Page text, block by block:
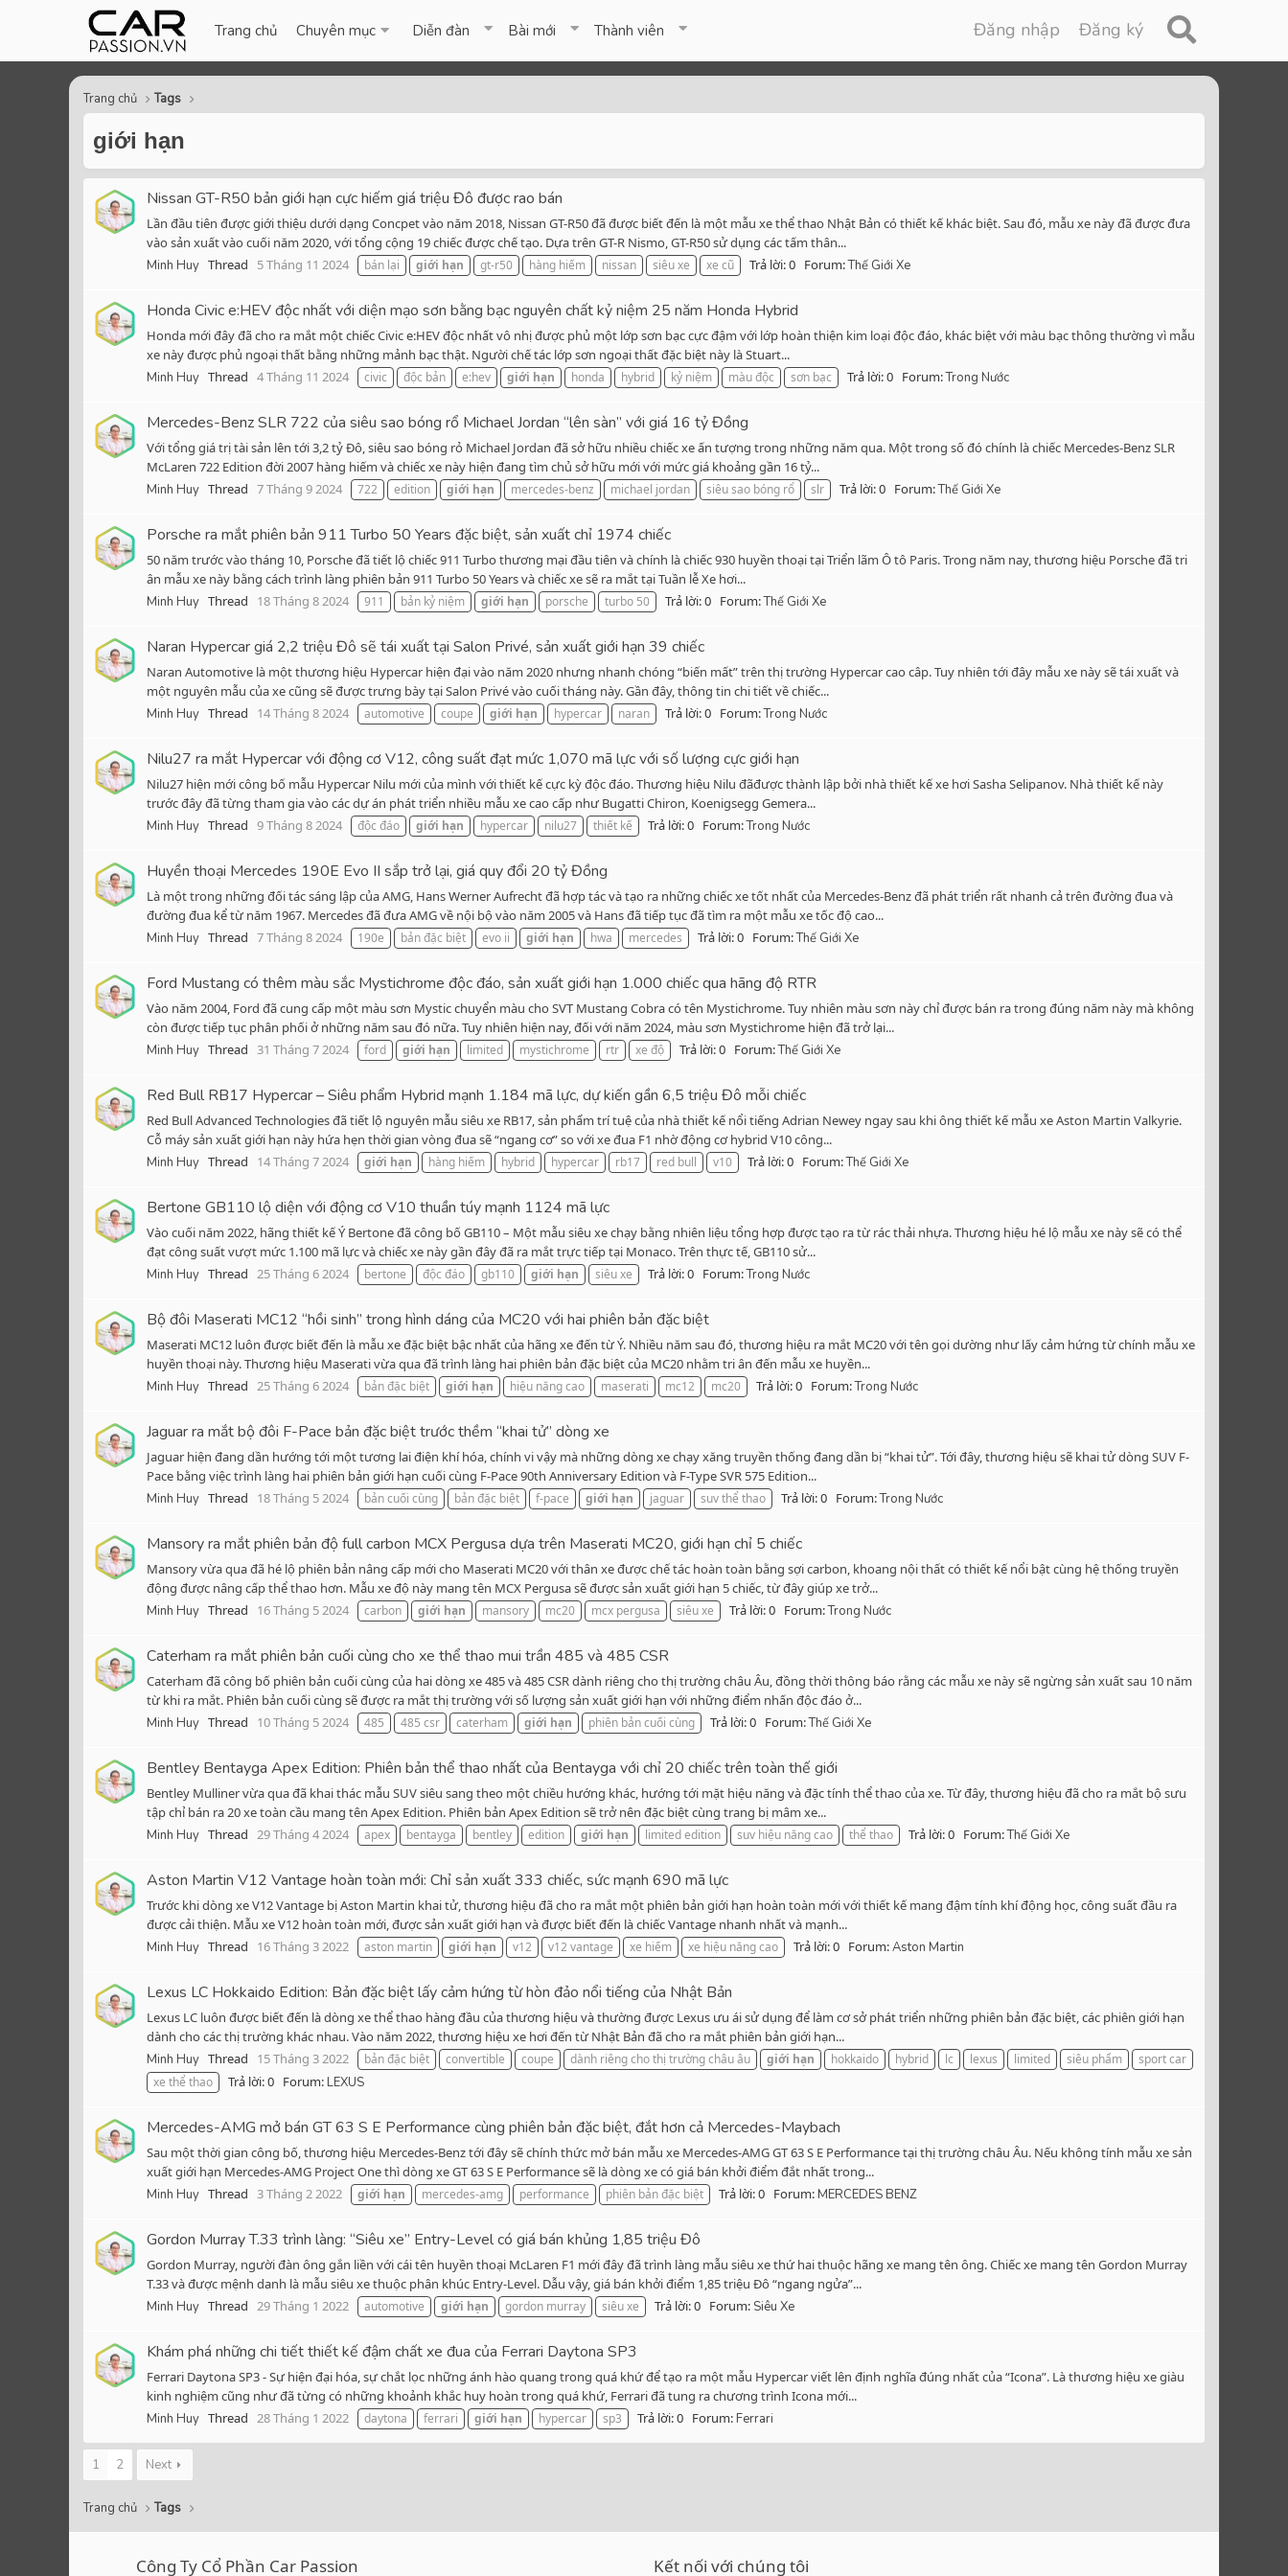
Trang chủ Chuyên mục Diễn đàn Bài mới Thành viên Đăng nhập Đăng ký
Trang chủ Tags
giới hạn
Nissan GT-R50 bản giới hạn cực hiếm giá triệu Đô được rao bán
Lần đầu tiên được giới thiệu dưới dạng Concpet vào năm 2018, Nissan GT-R50 đã được biết đến là một mẫu xe thể thao Nhật Bản có thiết kế khác biệt. Sau đó, mẫu xe này đã được đưa
vào sản xuất vào cuối năm 2020, với tổng cộng 19 chiếc được chế tạo. Dựa trên GT-R Nismo, GT-R50 sử dụng các tấm thân...
Minh Huy Thread 5 Tháng 11 2024 bán lại giới hạn gt-r50 hàng hiếm nissan siêu xe xe cũ Trả lời: 0 Forum:Thế Giới Xe
Honda Civic e:HEV độc nhất với diện mạo sơn bằng bạc nguyên chất kỷ niệm 25 năm Honda Hybrid
Honda mới đây đã cho ra mắt một chiếc Civic e:HEV độc nhất vô nhị được phủ một lớp sơn bạc cực đậm với lớp hoàn thiện kim loại độc đáo, khác biệt với màu bạc thông thường vì mẫu
xe này được phủ ngoại thất bằng những mảnh bạc thật. Người chế tác lớp sơn ngoại thất đặc biệt này là Stuart...
Minh Huy Thread 4 Tháng 11 2024 civic độc bản e:hev giới hạn honda hybrid kỷ niệm màu độc sơn bạc Trả lời: 0 Forum:Trong Nước
Mercedes-Benz SLR 722 của siêu sao bóng rổ Michael Jordan “lên sàn” với giá 16 tỷ Đồng
Với tổng giá trị tài sản lên tới 3,2 tỷ Đô, siêu sao bóng rỏ Michael Jordan đã sở hữu nhiều chiếc xe ấn tượng trong những năm qua. Một trong số đó chính là chiếc Mercedes-Benz SLR
McLaren 722 Edition đời 2007 hàng hiếm và chiếc xe này hiện đang tìm chủ sở hữu mới với mức giá khoảng gần 16 tỷ...
Minh Huy Thread 7 Tháng 9 2024 722 edition giới hạn mercedes-benz michael jordan siêu sao bóng rổ slr Trả lời: 0 Forum:Thế Giới Xe
Porsche ra mắt phiên bản 911 Turbo 50 Years đặc biệt, sản xuất chỉ 1974 chiếc
50 năm trước vào tháng 10, Porsche đã tiết lộ chiếc 911 Turbo thương mại đầu tiên và chính là chiếc 930 huyền thoại tại Triển lãm Ô tô Paris. Trong năm nay, thương hiệu Porsche đã tri
ân mẫu xe này bằng cách trình làng phiên bản 911 Turbo 50 Years và chiếc xe sẽ ra mắt tại Tuần lễ Xe hơi...
Minh Huy Thread 18 Tháng 8 2024 911 bản kỷ niệm giới hạn porsche turbo 50 Trả lời: 0 Forum:Thế Giới Xe
Naran Hypercar giá 2,2 triệu Đô sẽ tái xuất tại Salon Privé, sản xuất giới hạn 39 chiếc
Naran Automotive là một thương hiệu Hypercar hiện đại vào năm 2020 nhưng nhanh chóng “biến mất” trên thị trường Hypercar cao câp. Tuy nhiên tới đây mẫu xe này sẽ tái xuất và
một nguyên mẫu của xe cũng sẽ được trưng bày tại Salon Privé vào cuối tháng này. Gần đây, thông tin chi tiết về chiếc...
Minh Huy Thread 14 Tháng 8 2024 automotive coupe giới hạn hypercar naran Trả lời: 0 Forum:Trong Nước
Nilu27 ra mắt Hypercar với động cơ V12, công suất đạt mức 1,070 mã lực với số lượng cực giới hạn
Nilu27 hiện mới công bố mẫu Hypercar Nilu mới của mình với thiết kế cực kỳ độc đáo. Thương hiệu Nilu đãđược thành lập bởi nhà thiết kế xe hơi Sasha Selipanov. Nhà thiết kế này
trước đây đã từng tham gia vào các dự án phát triển nhiều mẫu xe cao cấp như Bugatti Chiron, Koenigsegg Gemera...
Minh Huy Thread 9 Tháng 8 2024 độc đáo giới hạn hypercar nilu27 thiết kế Trả lời: 0 Forum:Trong Nước
Huyền thoại Mercedes 190E Evo II sắp trở lại, giá quy đổi 20 tỷ Đồng
Là một trong những đối tác sáng lập của AMG, Hans Werner Aufrecht đã hợp tác và tạo ra những chiếc xe tốt nhất của Mercedes-Benz đã phát triển rất nhanh cả trên đường đua và
đường đua kể từ năm 1967. Mercedes đã đưa AMG về nội bộ vào năm 2005 và Hans đã tiếp tục đã tìm ra một mẫu xe tốc độ cao...
Minh Huy Thread 7 Tháng 8 2024 190e bản đặc biệt evo ii giới hạn hwa mercedes Trả lời: 0 Forum:Thế Giới Xe
Ford Mustang có thêm màu sắc Mystichrome độc đáo, sản xuất giới hạn 1.000 chiếc qua hãng độ RTR
Vào năm 2004, Ford đã cung cấp một màu sơn Mystic chuyển màu cho SVT Mustang Cobra có tên Mystichrome. Tuy nhiên màu sơn này chỉ được bán ra trong đúng năm này mà không
còn được tiếp tục phân phối ở những năm sau đó nữa. Tuy nhiên hiện nay, đối với năm 2024, màu sơn Mystichrome hiện đã trở lại...
Minh Huy Thread 31 Tháng 7 2024 ford giới hạn limited mystichrome rtr xe độ Trả lời: 0 Forum:Thế Giới Xe
Red Bull RB17 Hypercar – Siêu phẩm Hybrid mạnh 1.184 mã lực, dự kiến gần 6,5 triệu Đô mỗi chiếc
Red Bull Advanced Technologies đã tiết lộ nguyên mẫu siêu xe RB17, sản phẩm trí tuệ của nhà thiết kế nổi tiếng Adrian Newey ngay sau khi ông thiết kế mẫu xe Aston Martin Valkyrie.
Cỗ máy sản xuất giới hạn này hứa hẹn thời gian vòng đua sẽ “ngang cơ” so với xe đua F1 nhờ động cơ hybrid V10 công...
Minh Huy Thread 14 Tháng 7 2024 giới hạn hàng hiếm hybrid hypercar rb17 red bull v10 Trả lời: 0 Forum:Thế Giới Xe
Bertone GB110 lộ diện với động cơ V10 thuần túy mạnh 1124 mã lực
Vào cuối năm 2022, hãng thiết kế Ý Bertone đã công bố GB110 – Một mẫu siêu xe chạy bằng nhiên liệu tổng hợp được tạo ra từ rác thải nhựa. Thương hiệu hé lộ mẫu xe này sẽ có thể
đạt công suất vượt mức 1.100 mã lực và chiếc xe này gần đây đã ra mắt trực tiếp tại Monaco. Trên thực tế, GB110 sử...
Minh Huy Thread 25 Tháng 6 2024 bertone độc đáo gb110 giới hạn siêu xe Trả lời: 0 Forum:Trong Nước
Bộ đôi Maserati MC12 “hồi sinh” trong hình dáng của MC20 với hai phiên bản đặc biệt
Maserati MC12 luôn được biết đến là mẫu xe đặc biệt bậc nhất của hãng xe đến từ Ý. Nhiều năm sau đó, thương hiệu ra mắt MC20 với tên gọi dường như lấy cảm hứng từ chính mẫu xe
huyền thoại này. Thương hiệu Maserati vừa qua đã trình làng hai phiên bản đặc biệt của MC20 nhằm tri ân đến mẫu xe huyền...
Minh Huy Thread 25 Tháng 6 2024 bản đặc biệt giới hạn hiệu năng cao maserati mc12 mc20 Trả lời: 0 Forum:Trong Nước
Jaguar ra mắt bộ đôi F-Pace bản đặc biệt trước thềm “khai tử” dòng xe
Jaguar hiện đang dần hướng tới một tương lai điện khí hóa, chính vi vậy mà những dòng xe chạy xăng truyền thống đang dần bị “khai tử”. Tới đây, thương hiệu sẽ khai tử dòng SUV F-
Pace bằng việc trình làng hai phiên bản giới hạn cuối cùng F-Pace 90th Anniversary Edition và F-Type SVR 575 Edition...
Minh Huy Thread 18 Tháng 5 2024 bản cuối cùng bản đặc biệt f-pace giới hạn jaguar suv thể thao Trả lời: 0 Forum:Trong Nước
Mansory ra mắt phiên bản độ full carbon MCX Pergusa dựa trên Maserati MC20, giới hạn chỉ 5 chiếc
Mansory vừa qua đã hé lộ phiên bản nâng cấp mới cho Maserati MC20 với thân xe được chế tác hoàn toàn bằng sợi carbon, khoang nội thất có thiết kế nổi bật cùng hệ thống truyền
động được nâng cấp thể thao hơn. Mẫu xe độ này mang tên MCX Pergusa sẽ được sản xuất giới hạn 5 chiếc, từ đây giúp xe trở...
Minh Huy Thread 16 Tháng 5 2024 carbon giới hạn mansory mc20 mcx pergusa siêu xe Trả lời: 0 Forum:Trong Nước
Caterham ra mắt phiên bản cuối cùng cho xe thể thao mui trần 485 và 485 CSR
Caterham đã công bố phiên bản cuối cùng của hai dòng xe 485 và 485 CSR dành riêng cho thị trường châu Âu, đồng thời thông báo rằng các mẫu xe này sẽ ngừng sản xuất sau 10 năm
từ khi ra mắt. Phiên bản cuối cùng sẽ được ra mắt thị trường với số lượng sản xuất giới hạn với những điểm nhấn độc đáo ở...
Minh Huy Thread 10 Tháng 5 2024 485 485 csr caterham giới hạn phiên bản cuối cùng Trả lời: 0 Forum:Thế Giới Xe
Bentley Bentayga Apex Edition: Phiên bản thể thao nhất của Bentayga với chỉ 20 chiếc trên toàn thế giới
Bentley Mulliner vừa qua đã khai thác mẫu SUV siêu sang theo một chiều hướng khác, hướng tới mặt hiệu năng và đặc tính thể thao của xe. Từ đây, thương hiệu đã cho ra mắt bộ sưu
tập chỉ bán ra 20 xe toàn cầu mang tên Apex Edition. Phiên bản Apex Edition sẽ trở nên đặc biệt cùng trang bị mâm xe...
Minh Huy Thread 29 Tháng 4 2024 apex bentayga bentley edition giới hạn limited edition suv hiệu năng cao thể thao Trả lời: 0 Forum:Thế Giới Xe
Aston Martin V12 Vantage hoàn toàn mới: Chỉ sản xuất 333 chiếc, sức mạnh 690 mã lực
Trước khi dòng xe V12 Vantage bị Aston Martin khai tử, thương hiệu đã cho ra mắt một phiên bản giới hạn hoàn toàn mới với thiết kế mang đậm tính khí động học, công suất đầu ra
được cải thiện. Mẫu xe V12 hoàn toàn mới, được sản xuất giới hạn và được biết đến là chiếc Vantage nhanh nhất và mạnh...
Minh Huy Thread 16 Tháng 3 2022 aston martin giới hạn v12 v12 vantage xe hiếm xe hiệu năng cao Trả lời: 0 Forum:Aston Martin
Lexus LC Hokkaido Edition: Bản đặc biệt lấy cảm hứng từ hòn đảo nổi tiếng của Nhật Bản
Lexus LC luôn được biết đến là dòng xe thể thao hàng đầu của thương hiệu và thường được Lexus ưu ái sử dụng để làm cơ sở phát triển những phiên bản đặc biệt, các phiên giới hạn
dành cho các thị trường khác nhau. Vào năm 2022, thương hiệu xe hơi đến từ Nhật Bản đã cho ra mắt phiên bản giới hạn...
Minh Huy Thread 15 Tháng 3 2022 bản đặc biệt convertible coupe dành riêng cho thị trường châu âu giới hạn hokkaido hybrid lc lexus limited siêu phẩm
sport car
xe thể thao
Trả lời: 0 Forum:LEXUS
Mercedes-AMG mở bán GT 63 S E Performance cùng phiên bản đặc biệt, đắt hơn cả Mercedes-Maybach
Sau một thời gian công bố, thương hiệu Mercedes-Benz tới đây sẽ chính thức mở bán mẫu xe Mercedes-AMG GT 63 S E Performance tại thị trường châu Âu. Nếu không tính mẫu xe sản
xuất giới hạn Mercedes-AMG Project One thì dòng xe GT 63 S E Performance sẽ là dòng xe có giá bán khởi điểm đắt nhất trong...
Minh Huy Thread 3 Tháng 2 2022 giới hạn mercedes-amg performance phiên bản đặc biệt Trả lời: 0 Forum:MERCEDES BENZ
Gordon Murray T.33 trình làng: “Siêu xe” Entry-Level có giá bán khủng 1,85 triệu Đô
Gordon Murray, người đàn ông gắn liền với cái tên huyền thoại McLaren F1 mới đây đã trình làng mẫu siêu xe thứ hai thuộc hãng xe mang tên ông. Chiếc xe mang tên Gordon Murray
T.33 và được mệnh danh là mẫu siêu xe thuộc phân khúc Entry-Level. Dẫu vậy, giá bán khởi điểm 1,85 triệu Đô “ngang ngửa”...
Minh Huy Thread 29 Tháng 1 2022 automotive giới hạn gordon murray siêu xe Trả lời: 0 Forum: Siêu Xe
Khám phá những chi tiết thiết kế đậm chất xe đua của Ferrari Daytona SP3
Ferrari Daytona SP3 - Sự hiện đại hóa, sự chắt lọc những ánh hào quang trong quá khứ để tạo ra một mẫu Hypercar viết lên định nghĩa đúng nhất của “Icona”. Là thương hiệu xe giàu
kinh nghiệm cũng như đã từng có những khoảnh khắc huy hoàn trong quá khứ, Ferrari đã tung ra chương trình Icona mới...
Minh Huy Thread 28 Tháng 1 2022 daytona ferrari giới hạn hypercar sp3 Trả lời: 0 Forum:Ferrari
1 2 Next
Trang chủ Tags
Công Ty Cổ Phần Car Passion Kết nối với chúng tôi